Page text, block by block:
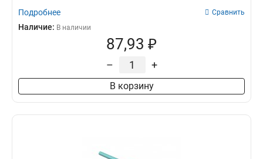
Подробнее Сравнить
Наличие: В наличии
87,93 ₽
– +
В корзину